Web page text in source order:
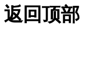
返回顶部